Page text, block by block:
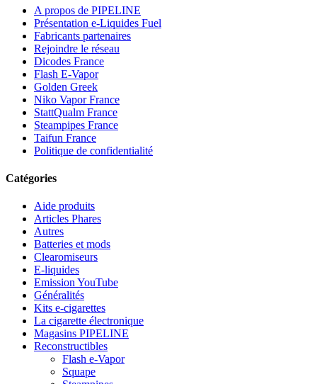
A propos de PIPELINE
Présentation e-Liquides Fuel
Fabricants partenaires
Rejoindre le réseau
Dicodes France
Flash E-Vapor
Golden Greek
Niko Vapor France
StattQualm France
Steampipes France
Taifun France
Politique de confidentialité
Catégories
Aide produits
Articles Phares
Autres
Batteries et mods
Clearomiseurs
E-liquides
Emission YouTube
Généralités
Kits e-cigarettes
La cigarette électronique
Magasins PIPELINE
Reconstructibles
Flash e-Vapor
Squape